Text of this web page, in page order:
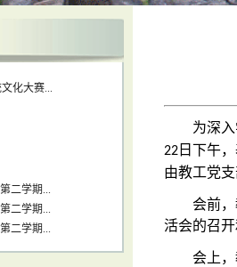
二学期...
二学期...
二学期...
二学期...
二学期...
化大赛...
为深
22日下午
由教工党
会前
活会的召
会上